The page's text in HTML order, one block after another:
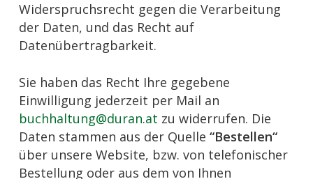
Widerspruchsrecht gegen die Verarbeitung
der Daten, und das Recht auf
Datenübertragbarkeit.
Sie haben das Recht Ihre gegebene
Einwilligung jederzeit per Mail an
buchhaltung@duran.at zu widerrufen. Die
Daten stammen aus der Quelle “Bestellen“
über unsere Website, bzw. von telefonischer
Bestellung oder aus dem von Ihnen